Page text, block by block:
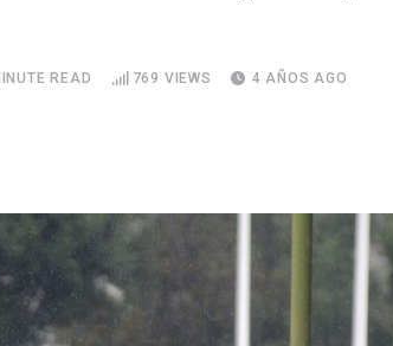
READ 769 VIEWS 4 AÑOS AGO